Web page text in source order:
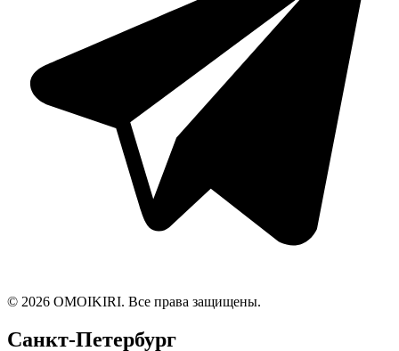
© 2026 OMOIKIRI. Все права защищены.
Санкт-Петербург